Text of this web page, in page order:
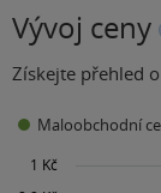
Vývoj ceny
Získejte přehled
Maloobchodní